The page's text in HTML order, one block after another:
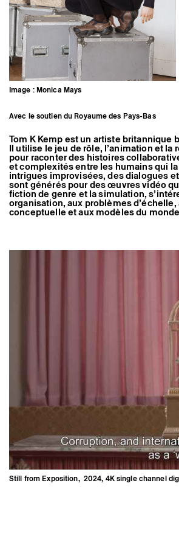
Artistes associé·es
Hors-les-murs
Ancien·nes résident·es et artistes
Image : Monica Mays
Avec le soutien du Royaume des Pays-Bas
Tom K Kemp est un artiste britannique
Il utilise le jeu de rôle, l’animation et la
pour raconter des histoires
et complexités entre les humains qui
intrigues improvisées, des dialogues
sont générés pour des œuvres vidéo
fiction de genre et la simulation,
organisation, aux problèmes
conceptuelle et aux modèles du
Still from Exposition, 2024, 4K single channel